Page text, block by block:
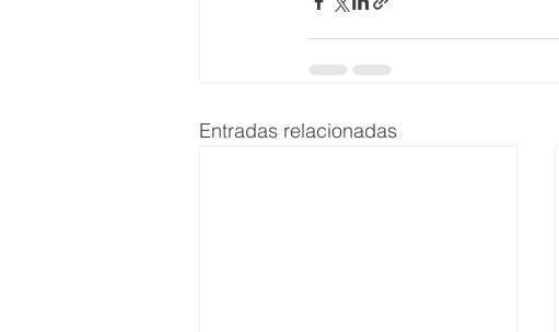
Entradas relacionadas